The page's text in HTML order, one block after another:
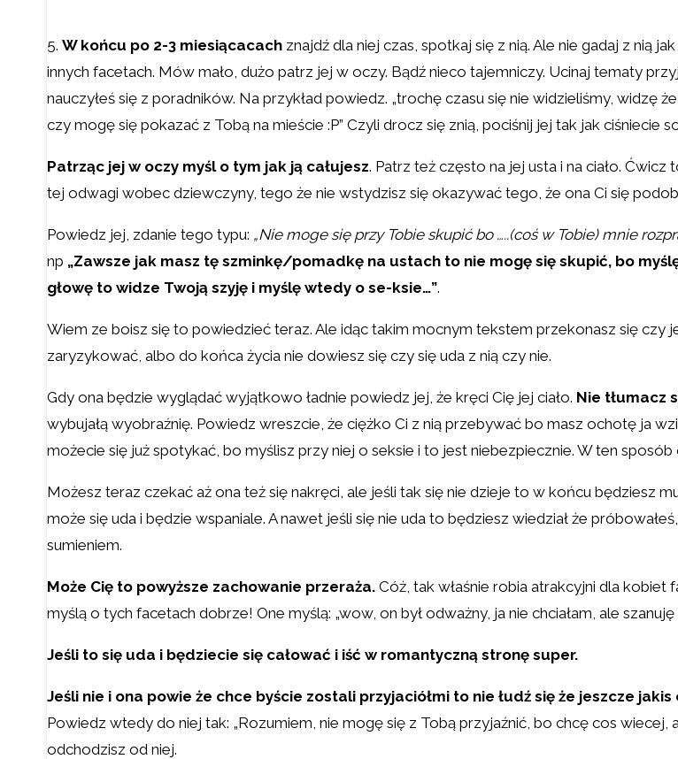
5. W końcu po 2-3 miesiącacach znajdź dla niej czas, spotkaj się z nią. Ale nie gadaj z nią
innych facetach. Mów mało, dużo patrz jej w oczy. Bądź nieco tajemniczy. Ucinaj tematy
nauczyłeś się z poradników. Na przykład powiedz. „trochę czasu się nie widzieliśmy, widzę
czy mogę się pokazać z Tobą na mieście :P” Czyli drocz się znią, pociśnij jej tak jak ciśniecie
Patrząc jej w oczy myśl o tym jak ją całujesz. Patrz też często na jej usta i na ciało.
tej odwagi wobec dziewczyny, tego że nie wstydzisz się okazywać tego, że ona Ci się
Powiedz jej, zdanie tego typu: „Nie moge się przy Tobie skupić bo …..(coś w Tobie) mnie
np „Zawsze jak masz tę szminkę/pomadkę na ustach to nie mogę się skupić, bo
głowę to widze Twoją szyję i myślę wtedy o se-ksie…”.
Wiem ze boisz się to powiedzieć teraz. Ale idąc takim mocnym tekstem przekonasz się czy
zaryzykować, albo do końca życia nie dowiesz się czy się uda z nią czy nie.
Gdy ona będzie wyglądać wyjątkowo ładnie powiedz jej, że kręci Cię jej ciało. Nie tłumacz
wybujałą wyobraźnię. Powiedz wreszcie, że ciężko Ci z nią przebywać bo masz ochotę ja
możecie się już spotykać, bo myślisz przy niej o seksie i to jest niebezpiecznie. W ten
Możesz teraz czekać aż ona też się nakręci, ale jeśli tak się nie dzieje to w końcu będziesz
może się uda i będzie wspaniale. A nawet jeśli się nie uda to będziesz wiedział że
sumieniem.
Może Cię to powyższe zachowanie przeraża. Cóż, tak właśnie robia atrakcyjni dla
myślą o tych facetach dobrze! One myślą: „wow, on był odważny, ja nie chciałam, ale
Jeśli to się uda i będziecie się całować i iść w romantyczną stronę super.
Jeśli nie i ona powie że chce byście zostali przyjaciółmi to nie łudź się że jeszcze
Powiedz wtedy do niej tak: „Rozumiem, nie mogę się z Tobą przyjaźnić, bo chcę cos
odchodzisz od niej.